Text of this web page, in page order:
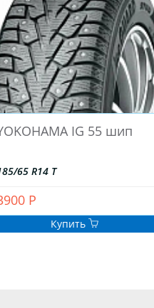
IG 55 шип
65 R14 T
Р
Купить